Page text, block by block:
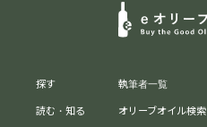
探す
読む・知る
執筆者一覧
オリーブオイル検索